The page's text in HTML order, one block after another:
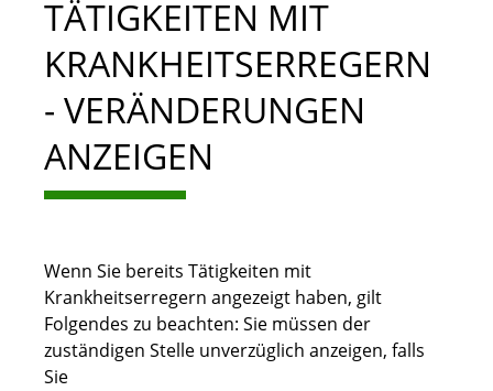
TÄTIGKEITEN MIT
KRANKHEITSERREGERN
- VERÄNDERUNGEN
ANZEIGEN
Wenn Sie bereits Tätigkeiten mit
Krankheitserregern angezeigt haben, gilt
Folgendes zu beachten: Sie müssen der
zuständigen Stelle unverzüglich anzeigen, falls
Sie